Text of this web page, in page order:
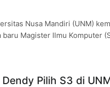
Nusa Mandiri (UNM)
Magister Ilmu Komputer
Pilih S3 di